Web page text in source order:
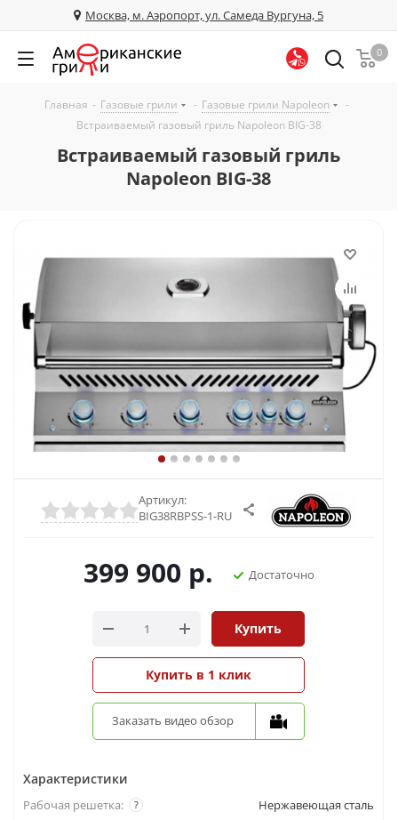
Москва, м. Аэропорт, ул. Самеда Вургуна, 5
0
Главная - Газовые грили - Газовые грили Napoleon
-
Встраиваемый газовый гриль Napoleon BIG-38
Встраиваемый газовый гриль
Napoleon BIG-38
Артикул:
BIG38RBPSS-1-RU
399 900 р. Достаточно
Купить
Купить в 1 клик
Заказать видео обзор
Характеристики
?
Рабочая решетка:
Нержавеющая сталь